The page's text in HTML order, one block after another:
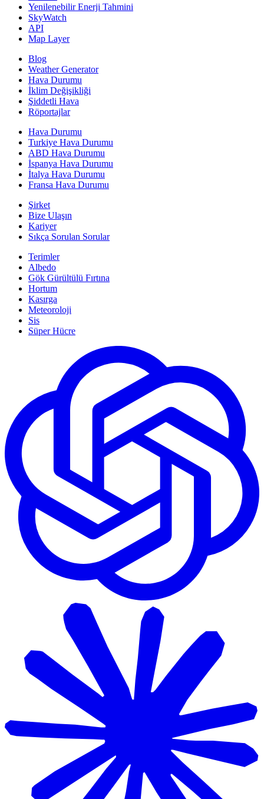
Yenilenebilir Enerji Tahmini
SkyWatch
API
Map Layer
Blog
Weather Generator
Hava Durumu
İklim Değişikliği
Şiddetli Hava
Röportajlar
Hava Durumu
Turkiye Hava Durumu
ABD Hava Durumu
İspanya Hava Durumu
İtalya Hava Durumu
Fransa Hava Durumu
Şirket
Bize Ulaşın
Kariyer
Sıkça Sorulan Sorular
Terimler
Albedo
Gök Gürültülü Fırtına
Hortum
Kasırga
Meteoroloji
Sis
Süper Hücre